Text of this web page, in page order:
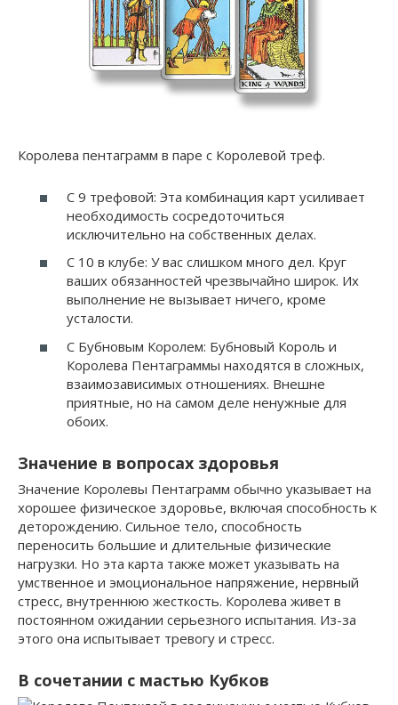
Королева пентаграмм в паре с Королевой треф.
С 9 трефовой: Эта комбинация карт усиливает
необходимость сосредоточиться
исключительно на собственных делах.
С 10 в клубе: У вас слишком много дел. Круг
ваших обязанностей чрезвычайно широк. Их
выполнение не вызывает ничего, кроме
усталости.
С Бубновым Королем: Бубновый Король и
Королева Пентаграммы находятся в сложных,
взаимозависимых отношениях. Внешне
приятные, но на самом деле ненужные для
обоих.
Значение в вопросах здоровья
Значение Королевы Пентаграмм обычно указывает на
хорошее физическое здоровье, включая способность к
деторождению. Сильное тело, способность
переносить большие и длительные физические
нагрузки. Но эта карта также может указывать на
умственное и эмоциональное напряжение, нервный
стресс, внутреннюю жесткость. Королева живет в
постоянном ожидании серьезного испытания. Из-за
этого она испытывает тревогу и стресс.
В сочетании с мастью Кубков